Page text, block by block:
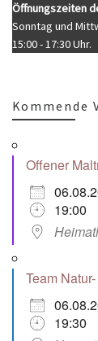
Öffnungszeiten
Sonntag und
15:00 - 17:30 Uhr.
Kommende
Offener
19:00
Team
19:30